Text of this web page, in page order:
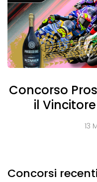
Concorso
il
13
Concorsi recenti